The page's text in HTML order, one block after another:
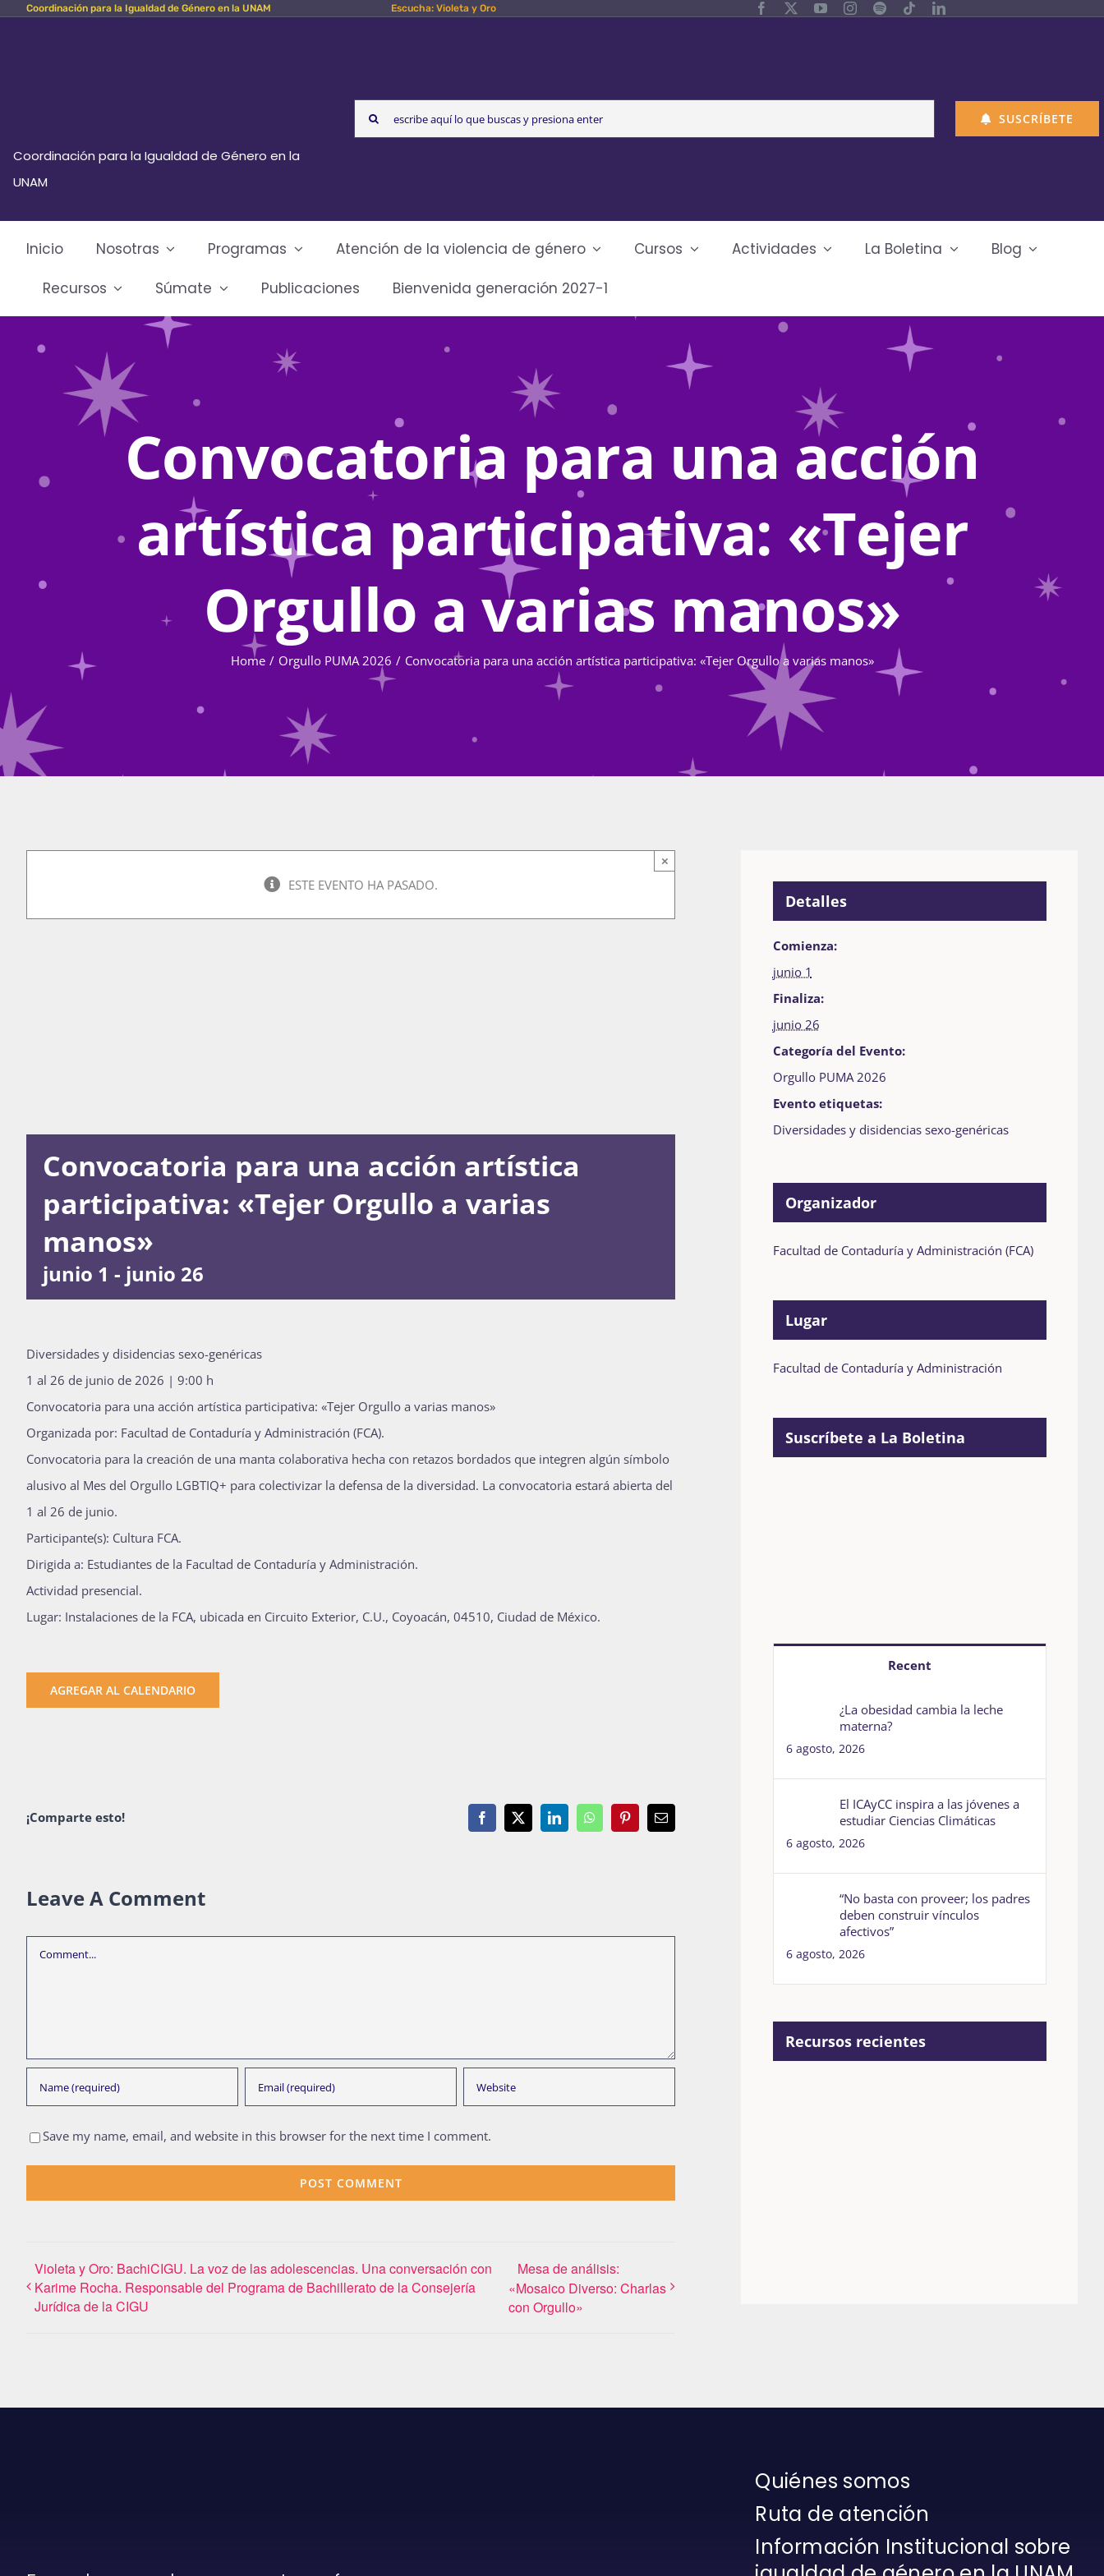
Skip Coordinación para la Igualdad de Género en la UNAM Escucha: Violeta y Oro
Coordinación para la Igualdad de Género en la
UNAM
Search
for:
SUSCRÍBETE
Inicio Nosotras Programas Atención de la violencia de género Cursos Actividades La Boletina
Blog
Recursos
Súmate Publicaciones Bienvenida generación 2027-1
Convocatoria para una acción
artística participativa: «Tejer
Orgullo a varias manos»
Home Orgullo PUMA 2026 Convocatoria para una acción artística participativa: «Tejer Orgullo a varias manos»
ESTE EVENTO HA PASADO.
×
Convocatoria para una acción artística
participativa: «Tejer Orgullo a varias
manos»
junio 1 - junio 26
Diversidades y disidencias sexo-genéricas
1 al 26 de junio de 2026 | 9:00 h
Convocatoria para una acción artística participativa: «Tejer Orgullo a varias manos»
Organizada por: Facultad de Contaduría y Administración (FCA).
Convocatoria para la creación de una manta colaborativa hecha con retazos bordados que integren algún símbolo
alusivo al Mes del Orgullo LGBTIQ+ para colectivizar la defensa de la diversidad. La convocatoria estará abierta del
1 al 26 de junio.
Participante(s): Cultura FCA.
Dirigida a: Estudiantes de la Facultad de Contaduría y Administración.
Actividad presencial.
Lugar: Instalaciones de la FCA, ubicada en Circuito Exterior, C.U., Coyoacán, 04510, Ciudad de México.
AGREGAR AL CALENDARIO
¡Comparte esto! Facebook
X LinkedInWhatsAppPinterestEmail
Leave A Comment
Comment
Save my name, email, and website in this browser for the next time I comment.
Violeta y Oro: BachiCIGU. La voz de las adolescencias. Una conversación con
Karime Rocha. Responsable del Programa de Bachillerato de la Consejería
Jurídica de la CIGU
Mesa de análisis:
«Mosaico Diverso: Charlas
con Orgullo»
Detalles
Comienza:
junio 1
Finaliza:
junio 26
Categoría del Evento:
Orgullo PUMA 2026
Evento etiquetas:
Diversidades y disidencias sexo-genéricas
Organizador
Facultad de Contaduría y Administración (FCA)
Lugar
Facultad de Contaduría y Administración
Suscríbete a La Boletina
Recent
¿La obesidad cambia la leche
materna?
6 agosto, 2026
El ICAyCC inspira a las jóvenes a
estudiar Ciencias Climáticas
6 agosto, 2026
“No basta con proveer; los padres
deben construir vínculos
afectivos”
6 agosto, 2026
Recursos recientes
Quiénes somos
Ruta de atención
Información Institucional sobre